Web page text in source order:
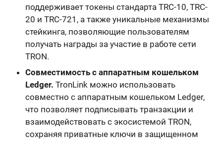
поддерживает токены стандарта TRC-10, TRC-
20 и TRC-721, а также уникальные механизмы
стейкинга, позволяющие пользователям
получать награды за участие в работе сети
TRON.
Совместимость с аппаратным кошельком
Ledger. TronLink можно использовать
совместно с аппаратным кошельком Ledger,
что позволяет подписывать транзакции и
взаимодействовать с экосистемой TRON,
сохраняя приватные ключи в защищенном